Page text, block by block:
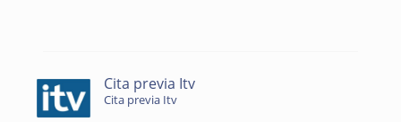
Cita previa Itv
Cita previa Itv